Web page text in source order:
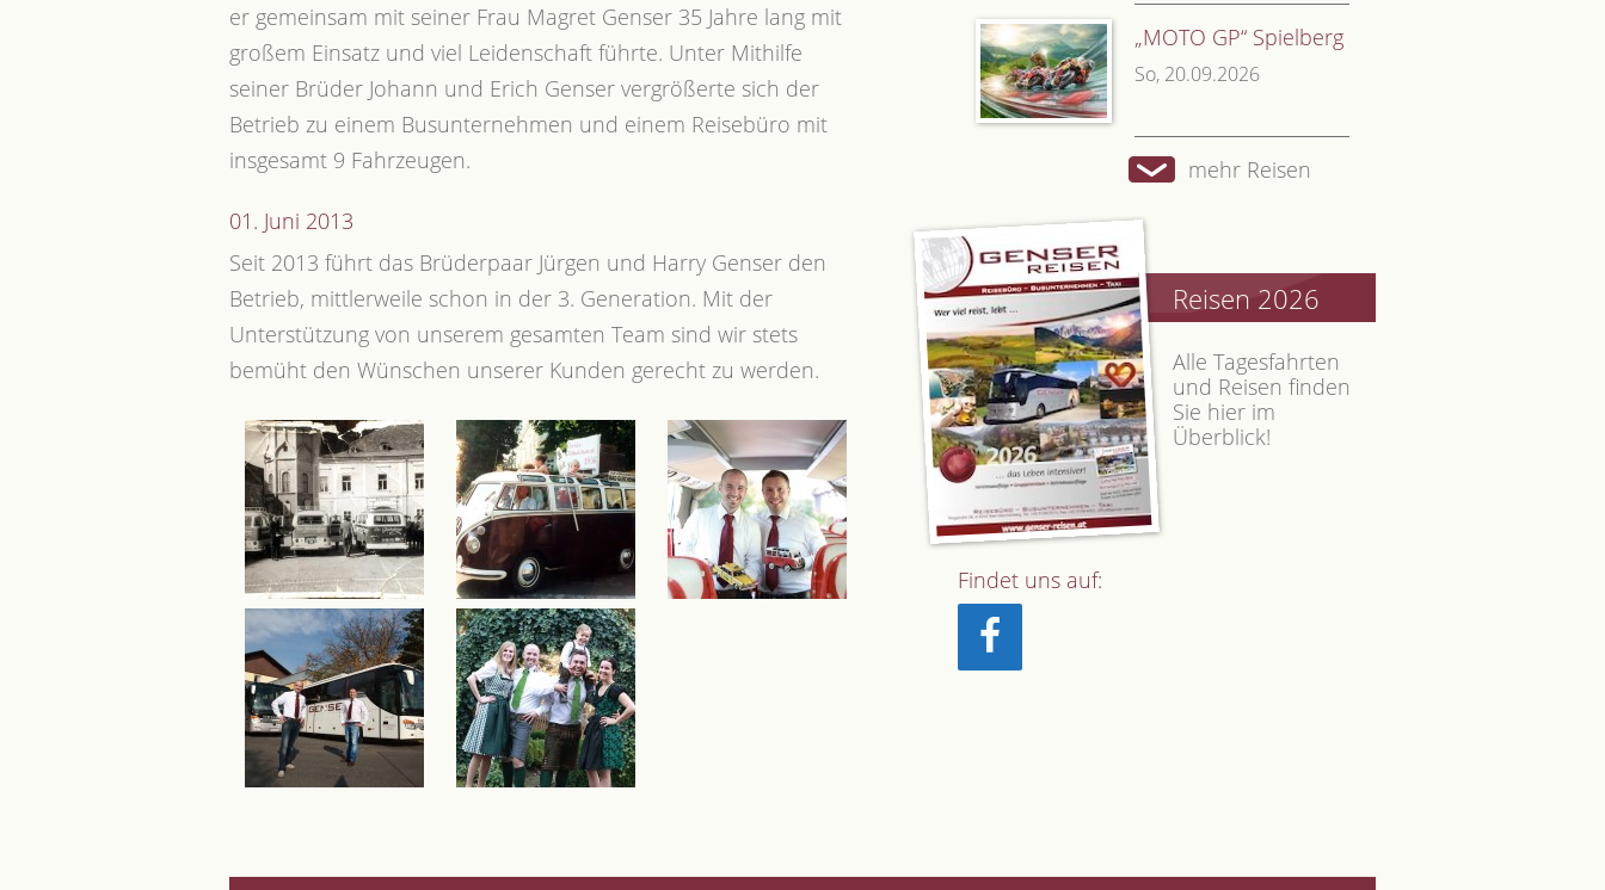
er gemeinsam mit seiner Frau Magret Genser 35 Jahre lang mit
großem Einsatz und viel Leidenschaft führte. Unter Mithilfe
seiner Brüder Johann und Erich Genser vergrößerte sich der
Betrieb zu einem Busunternehmen und einem Reisebüro mit
insgesamt 9 Fahrzeugen.
01. Juni 2013
Seit 2013 führt das Brüderpaar Jürgen und Harry Genser den
Betrieb, mittlerweile schon in der 3. Generation. Mit der
Unterstützung von unserem gesamten Team sind wir stets
bemüht den Wünschen unserer Kunden gerecht zu werden.
„MOTO GP“ Spielberg
So, 20.09.2026
mehr Reisen
Reisen 2026
Alle Tagesfahrten
und Reisen finden
Sie hier im
Überblick!
Findet uns auf: